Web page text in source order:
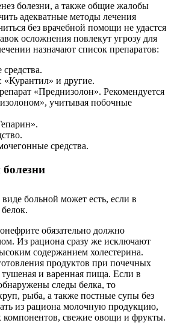
болезни, а также общие жалобы
адекватные методы лечения
без врачебной помощи не удастся
осложнения повлекут угрозу для
назначают список препаратов:
«Курантил» и другие.
«Преднизолон». Рекомендуется
учитывая побочные
средства.
больной может есть, если в
обязательно должно
Из рациона сразу же исключают
содержанием холестерина.
продуктов при почечных
и варенная пища. Если в
следы белка, то
рыба, а также постные супы без
из рациона молочную продукцию,
компонентов, свежие овощи и фрукты.